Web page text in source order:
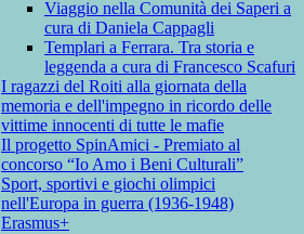
Viaggio nella Comunità dei Saperi a
cura di Daniela Cappagli
Templari a Ferrara. Tra storia e
leggenda a cura di Francesco Scafuri
I ragazzi del Roiti alla giornata della
memoria e dell'impegno in ricordo delle
vittime innocenti di tutte le mafie
Il progetto SpinAmici - Premiato al
concorso “Io Amo i Beni Culturali”
Sport, sportivi e giochi olimpici
nell'Europa in guerra (1936-1948)
Erasmus+